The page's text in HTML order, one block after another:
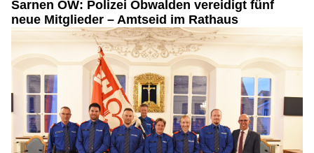
Sarnen OW: Polizei Obwalden vereidigt fünf
neue Mitglieder – Amtseid im Rathaus